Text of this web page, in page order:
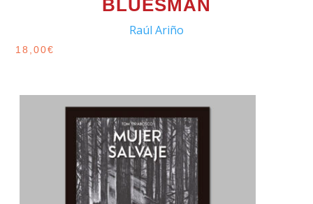
BLUESMAN
Raúl Ariño
18,00€